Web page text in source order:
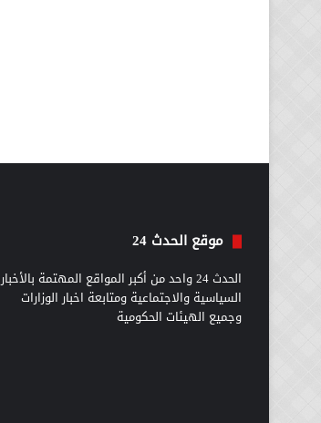
موقع الحدث 24
الحدث 24 واحد من أكبر المواقع المهتمة بالأخبار
السياسية والاجتماعية ومتابعة اخبار الوزارات
وجميع الهيئات الحكومية